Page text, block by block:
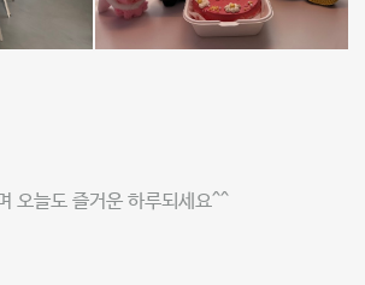
오늘도 즐거운 하루되세요^^